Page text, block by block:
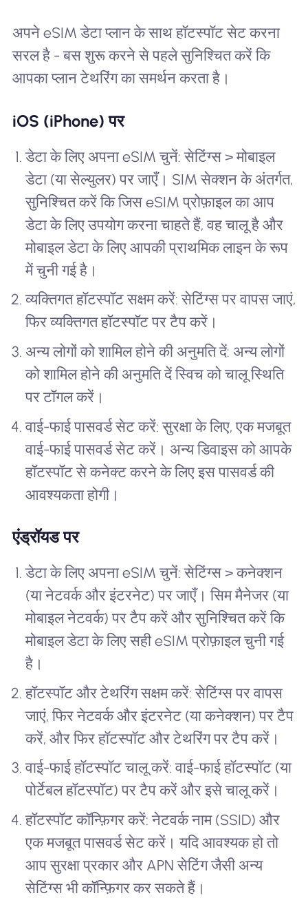
अपने eSIM डेटा प्लान के साथ हॉटस्पॉट सेट करना
सरल है - बस शुरू करने से पहले सुनिश्चित करें कि
आपका प्लान टेथरिंग का समर्थन करता है।
iOS (iPhone) पर
डेटा के लिए अपना eSIM चुनें: सेटिंग्स > मोबाइल
डेटा (या सेल्युलर) पर जाएँ। SIM सेक्शन के अंतर्गत,
सुनिश्चित करें कि जिस eSIM प्रोफ़ाइल का आप
डेटा के लिए उपयोग करना चाहते हैं, वह चालू है और
मोबाइल डेटा के लिए आपकी प्राथमिक लाइन के रूप
में चुनी गई है।
व्यक्तिगत हॉटस्पॉट सक्षम करें: सेटिंग्स पर वापस जाएं,
फिर व्यक्तिगत हॉटस्पॉट पर टैप करें।
अन्य लोगों को शामिल होने की अनुमति दें: अन्य लोगों
को शामिल होने की अनुमति दें स्विच को चालू स्थिति
पर टॉगल करें।
वाई-फाई पासवर्ड सेट करें: सुरक्षा के लिए, एक मजबूत
वाई-फाई पासवर्ड सेट करें। अन्य डिवाइस को आपके
हॉटस्पॉट से कनेक्ट करने के लिए इस पासवर्ड की
आवश्यकता होगी।
एंड्रॉयड पर
डेटा के लिए अपना eSIM चुनें: सेटिंग्स > कनेक्शन
(या नेटवर्क और इंटरनेट) पर जाएँ। सिम मैनेजर (या
मोबाइल नेटवर्क) पर टैप करें और सुनिश्चित करें कि
मोबाइल डेटा के लिए सही eSIM प्रोफ़ाइल चुनी गई
है।
हॉटस्पॉट और टेथरिंग सक्षम करें: सेटिंग्स पर वापस
जाएं, फिर नेटवर्क और इंटरनेट (या कनेक्शन) पर टैप
करें, और फिर हॉटस्पॉट और टेथरिंग पर टैप करें।
वाई-फाई हॉटस्पॉट चालू करें: वाई-फाई हॉटस्पॉट (या
पोर्टेबल हॉटस्पॉट) पर टैप करें और इसे चालू करें।
हॉटस्पॉट कॉन्फ़िगर करें: नेटवर्क नाम (SSID) और
एक मजबूत पासवर्ड सेट करें। यदि आवश्यक हो तो
आप सुरक्षा प्रकार और APN सेटिंग जैसी अन्य
सेटिंग्स भी कॉन्फ़िगर कर सकते हैं।